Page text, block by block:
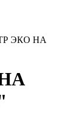
ЭКО НА